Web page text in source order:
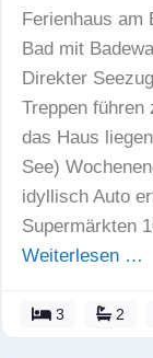
Ferienhaus am
Bad mit
Direkter
Treppen führen
das Haus
See)
idyllisch Auto
Supermärkten
Weiterlesen …
3 2